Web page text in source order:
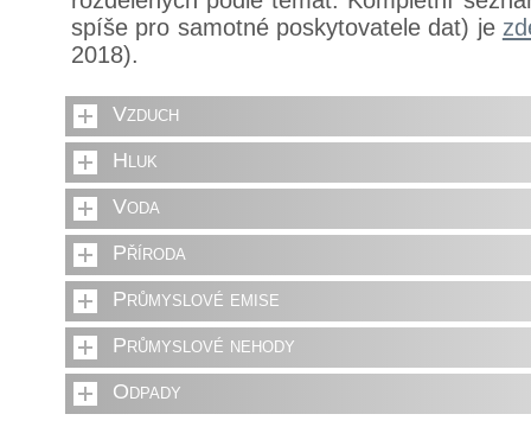
spíše pro samotné poskytovatele dat) je
2018).
Vzduch
Hluk
Voda
Příroda
Průmyslové emise
Průmyslové nehody
Odpady